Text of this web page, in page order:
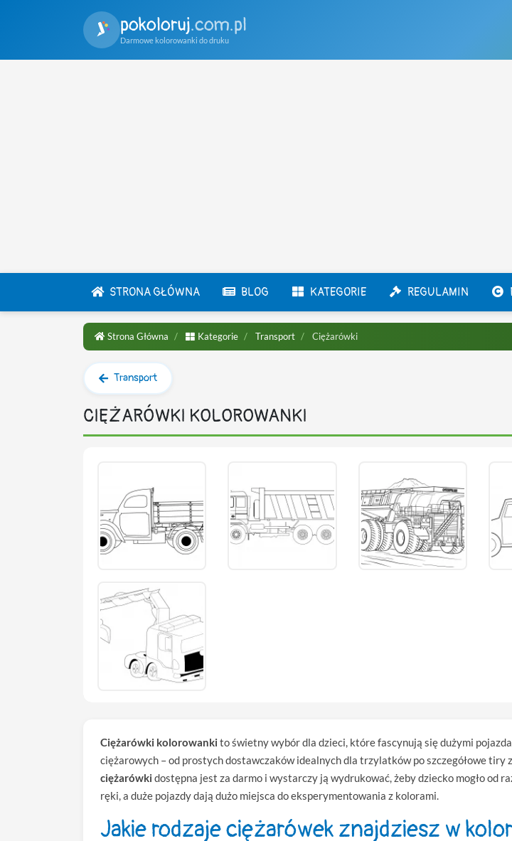
pokoloruj.com.pl
Darmowe kolorowanki do druku
STRONA GŁÓWNA BLOG KATEGORIE REGULAMIN
Strona Główna Kategorie Transport Ciężarówki
Transport
CIĘŻARÓWKI KOLOROWANKI
Ciężarówki kolorowanki to świetny wybór dla dzieci, które fascynują się dużymi
ciężarowych – od prostych dostawczaków idealnych dla trzylatków po szczegółowe tiry
ciężarówki dostępna jest za darmo i wystarczy ją wydrukować, żeby dziecko mogło od
ręki, a duże pojazdy dają dużo miejsca do eksperymentowania z kolorami.
Jakie rodzaje ciężarówek znajdziesz w